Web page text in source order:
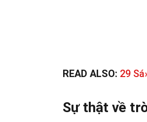
READ ALSO: 29
Sự thật về